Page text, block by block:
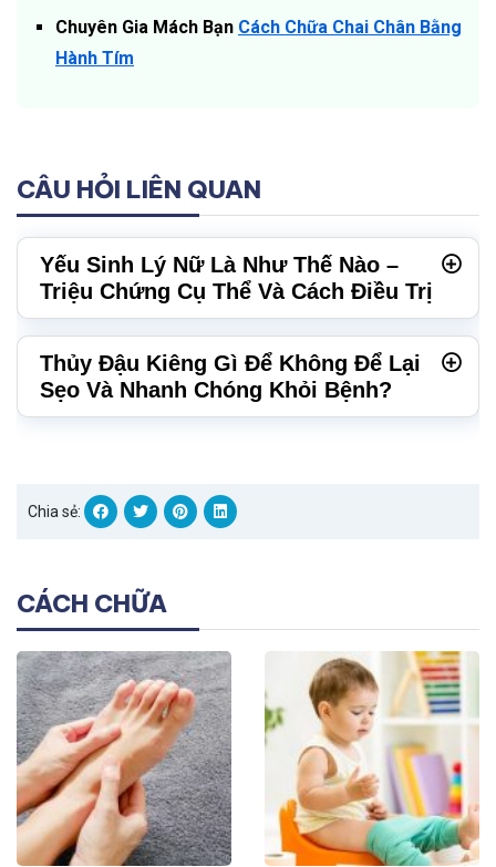
Chuyên Gia Mách Bạn Cách Chữa Chai Chân Bằng
Hành Tím
CÂU HỎI LIÊN QUAN
Yếu Sinh Lý Nữ Là Như Thế Nào –
Triệu Chứng Cụ Thể Và Cách Điều Trị
Thủy Đậu Kiêng Gì Để Không Để Lại
Sẹo Và Nhanh Chóng Khỏi Bệnh?
Chia sẻ:
CÁCH CHỮA